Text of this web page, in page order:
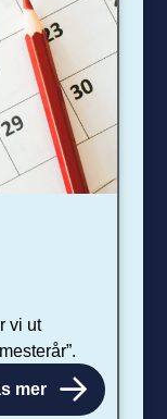
vi ut
mer